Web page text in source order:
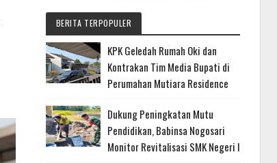
BERITA TERPOPULER
KPK Geledah Rumah Oki dan
Kontrakan Tim Media Bupati di
Perumahan Mutiara Residence
Dukung Peningkatan Mutu
Pendidikan, Babinsa Nogosari
Monitor Revitalisasi SMK Negeri I